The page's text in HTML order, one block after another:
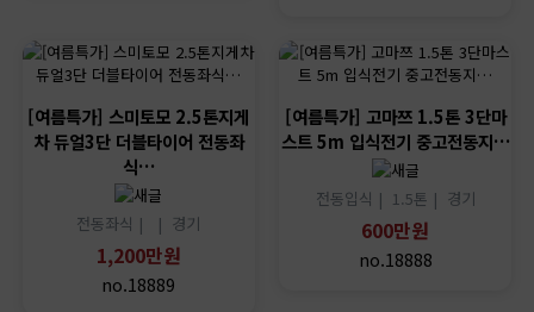
[여름특가] 스미토모 2.5톤지게
차 듀얼3단 더블타이어 전동좌
식…
전동좌식 | | 경기
1,200만원
no.18889
[여름특가] 고마쯔 1.5톤 3단마
스트 5m 입식전기 중고전동지…
전동입식 | 1.5톤 | 경기
600만원
no.18888